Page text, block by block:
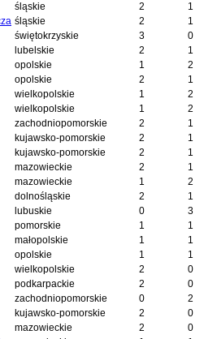
śląskie 2
1
śląskie 2
1
świętokrzyskie 3
0
lubelskie 2
1
opolskie 1
2
opolskie 2
1
wielkopolskie 1
2
wielkopolskie 1
2
zachodniopomorskie 2
1
kujawsko-pomorskie 2
1
kujawsko-pomorskie 2
1
mazowieckie 2
1
mazowieckie 1
2
dolnośląskie 2
1
lubuskie 0
3
pomorskie 1
1
małopolskie 1
1
opolskie 1
1
wielkopolskie 2
0
podkarpackie 2
0
zachodniopomorskie 0
2
kujawsko-pomorskie 2
0
mazowieckie 2
0